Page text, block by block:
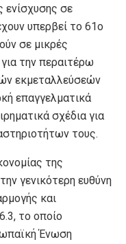
ενίσχυσης σε
υπερβεί το 61ο
σε μικρές
για την περαιτέρω
εκμεταλλεύσεών
επαγγελματικά
σχέδια για
τους.
της
γενικότερη ευθύνη
και
το οποίο
Ένωση